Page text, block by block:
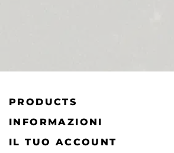
PRODUCTS
INFORMAZIONI
IL TUO ACCOUNT